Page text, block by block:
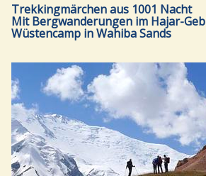
Trekkingmärchen aus 1001 Nacht
Mit Bergwanderungen im Hajar-
Wüstencamp in Wahiba Sands